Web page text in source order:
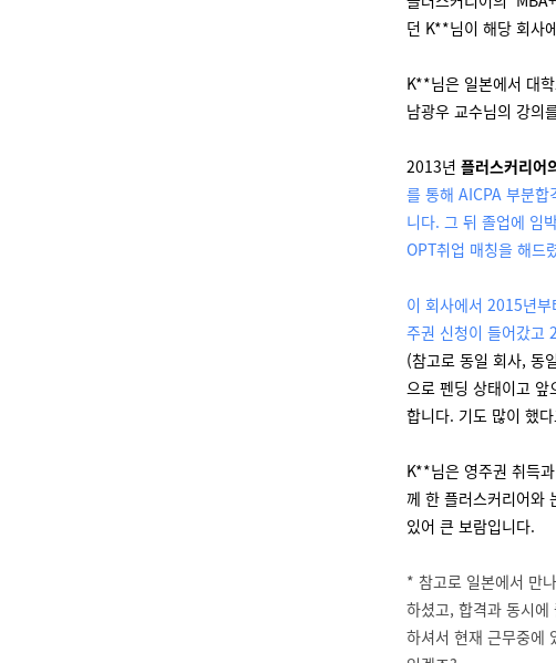
던 K**님이 해당 회사
K**님은 일본에서 대
남광우 교수님의 강의
2013년 플러스커리어
를 통해 AICPA 부분
니다. 그 뒤 졸업에 임
OPT취업 매칭을 해드
이 회사에서 2015년
주권 신청이 들어갔고
(참고로 동일 회사, 동
으로 펜딩 상태이고
합니다. 기도 많이 했
K**님은 영주권 취득
께 한 플러스커리어와
있어 큰 보람입니다.
* 참고로 일본에서 만
하셨고, 합격과 동시에
하셔서 현재 근무중에